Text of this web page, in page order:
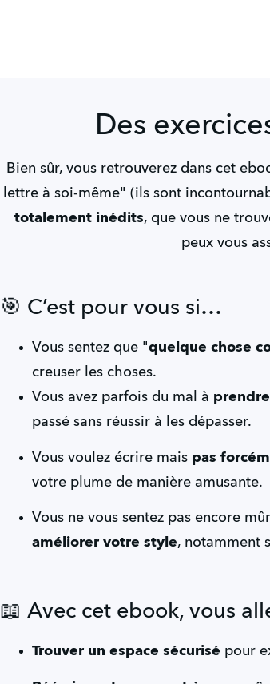
Des
Bien sûr, vous retrouverez dans cet
lettre à soi-même" (ils sont
totalement inédits, que vous ne
peux vous
🎯 C’est pour vous si…
Vous sentez que "quelque chose
creuser les choses.
Vous avez parfois du mal à
passé sans réussir à les dépasser.
Vous voulez écrire mais pas
votre plume de manière amusante.
améliorer votre style, notamment
📖 Avec cet ebook, vous
Trouver un espace sécurisé pour